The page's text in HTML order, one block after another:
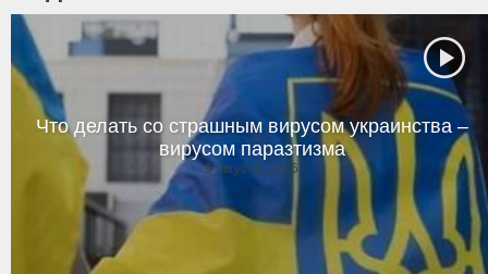
Что делать со страшным вирусом украинства –
вирусом паразтизма
9 августа, 2026